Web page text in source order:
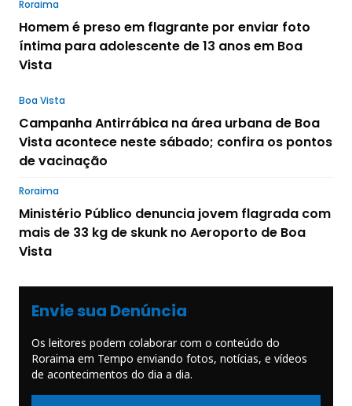
Roraima
Homem é preso em flagrante por enviar foto
íntima para adolescente de 13 anos em Boa
Vista
Boa Vista
Campanha Antirrábica na área urbana de Boa
Vista acontece neste sábado; confira os pontos
de vacinação
Roraima
Ministério Público denuncia jovem flagrada com
mais de 33 kg de skunk no Aeroporto de Boa
Vista
Envie sua Denúncia
Os leitores podem colaborar com o conteúdo do
Roraima em Tempo enviando fotos, notícias, e vídeos
de acontecimentos do dia a dia.